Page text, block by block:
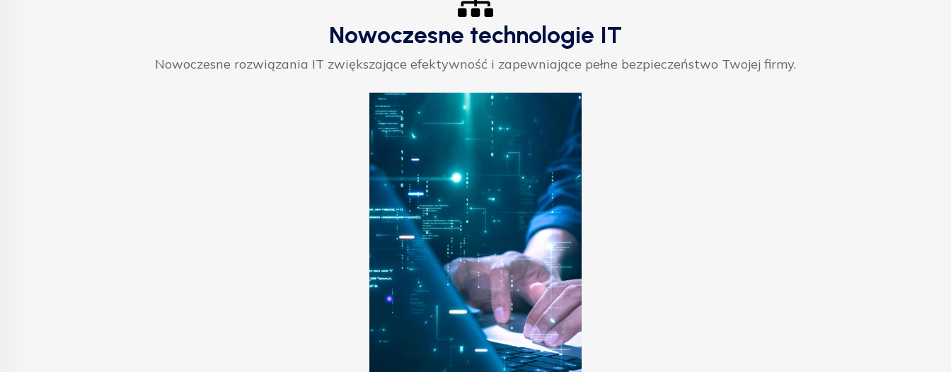
Nowoczesne technologie IT
Nowoczesne rozwiązania IT zwiększające efektywność i zapewniające pełne bezpieczeństwo Twojej firmy.